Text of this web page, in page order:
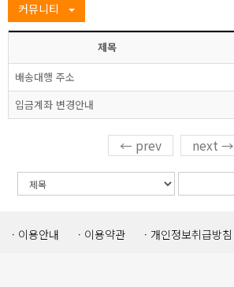
커뮤니티
제목
배송대행주소
입금계좌변경안내
← prev next →
·이용안내 ·이용약관 ·개인정보취급방침